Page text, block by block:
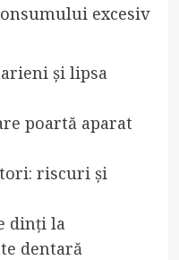
excesiv
și lipsa
poartă aparat
riscuri și
dinți la
dentară